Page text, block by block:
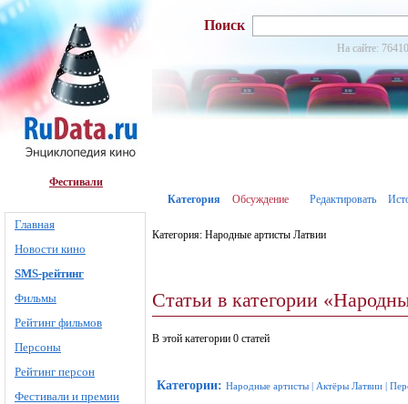
Фестивали
Главная
Новости кино
SMS-рейтинг
Фильмы
Рейтинг фильмов
Персоны
Рейтинг персон
Фестивали и премии
Поиск
На сайте:
Категория Обсуждение Редактировать
Категория: Народные артисты Латвии
Статьи в категории
В этой категории 0 статей
Категории: Народные артисты | Актёры Латвии |